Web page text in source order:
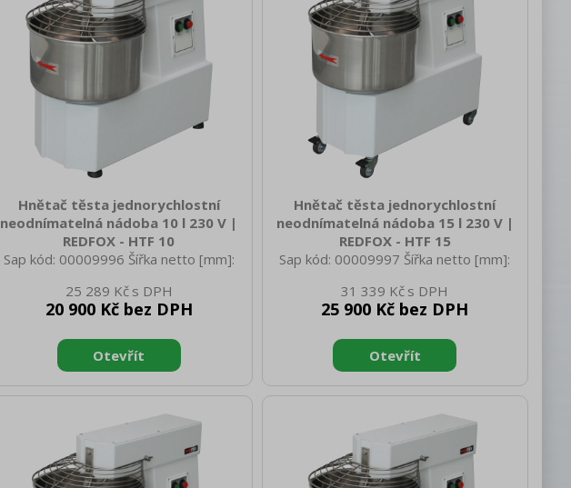
Hnětač těsta jednorychlostní
neodnímatelná nádoba 10 l 230 V |
REDFOX - HTF 10
Sap kód: 00009996 Šířka netto [mm]:
netto [mm]: 553 Hmotnost netto [kg]:
40.00 Šířka brutto [mm]: 700 Hloubka
720 Hmotnost brutto [kg]: 45.00 Vnější
barva zařízení: Bílé Materiál: Lakovaný
plech Typ spotřebiče: Elektrické
Napájení: 230 V / 1N - 50 Hz Objem
komory [l]: 10 Start /stop: Ano Typ
ovládání: Mechanické Počet rychlostí
zařízení: 1 Výška vnitřní č
25 289 Kč
20 900 Kč bez DPH
Hnětač těsta jednorychlostní
neodnímatelná nádoba 15 l 230 V |
REDFOX - HTF 15
Sap kód: 00009997 Šířka netto [mm]:
netto [mm]: 630 Hmotnost netto [kg]:
68.00 Šířka brutto [mm]: 770 Hloubka
720 Hmotnost brutto [kg]: 75.00 Vnější
barva zařízení: Bílé Materiál: Lakovaný
plech Typ spotřebiče: Elektrické
Napájení: 230 V / 1N - 50 Hz Objem
komory [l]: 15 Start /stop: Ano Typ
ovládání: Mechanické Počet rychlostí
zařízení: 1 Výška vnitřní č
31 339 Kč
25 900 Kč bez DPH